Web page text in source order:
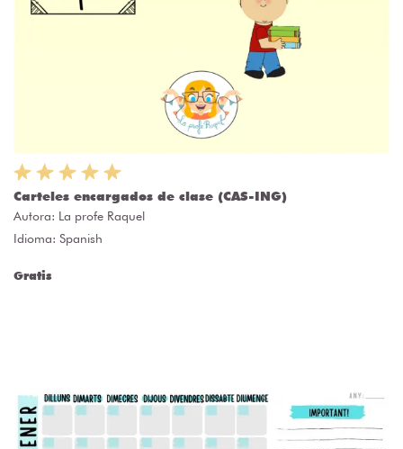
Carteles encargados de clase (CAS-ING)
Autora: La profe Raquel
Idioma: Spanish
Gratis